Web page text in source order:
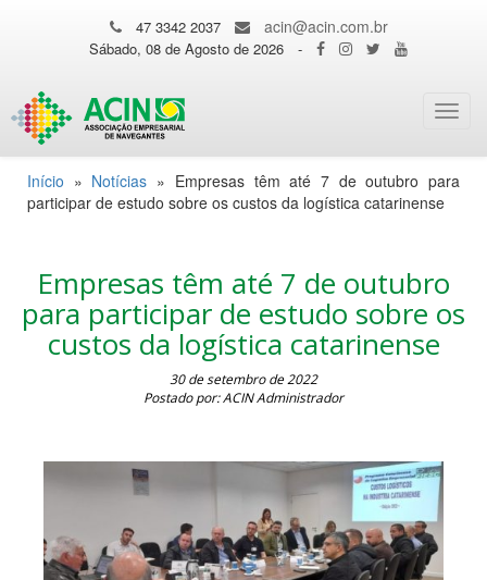
47 3342 2037 acin@acin.com.br
Sábado, 08 de Agosto de 2026 -
Início » Notícias » Empresas têm até 7 de outubro para
participar de estudo sobre os custos da logística catarinense
Empresas têm até 7 de outubro
para participar de estudo sobre os
custos da logística catarinense
30 de setembro de 2022
Postado por: ACIN Administrador